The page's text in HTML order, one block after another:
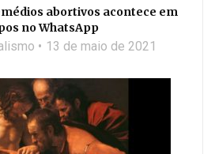
abortivos acontece em
no WhatsApp
13 de maio de 2021